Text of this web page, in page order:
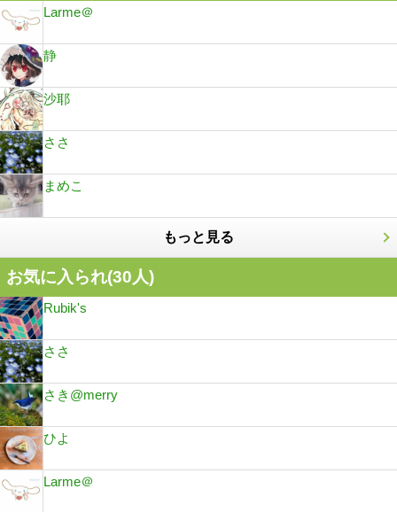
Larme＠
静
沙耶
ささ
まめこ
もっと見る
お気に入られ(30人)
Rubik's
ささ
さき@merry
ひよ
Larme＠